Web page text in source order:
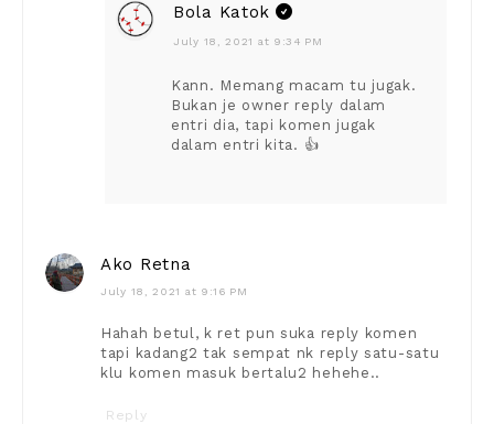
Bola Katok
July 18, 2021 at 9:34 PM
Kann. Memang macam tu jugak.
Bukan je owner reply dalam
entri dia, tapi komen jugak
dalam entri kita. 👍
Ako Retna
July 18, 2021 at 9:16 PM
Hahah betul, k ret pun suka reply komen
tapi kadang2 tak sempat nk reply satu-satu
klu komen masuk bertalu2 hehehe..
Reply